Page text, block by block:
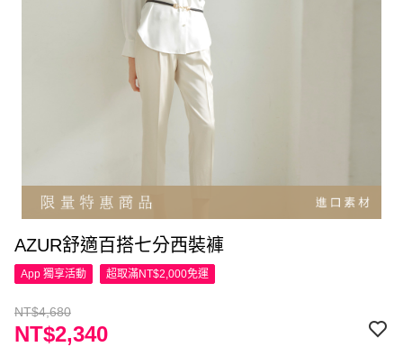
AZUR舒適百搭七分西裝褲
App 獨享活動 超取滿NT$2,000免運
NT$4,680
NT$2,340